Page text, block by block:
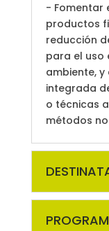
- Fomentar
productos
reducción
para el uso
ambiente,
integrada
o técnicas
métodos